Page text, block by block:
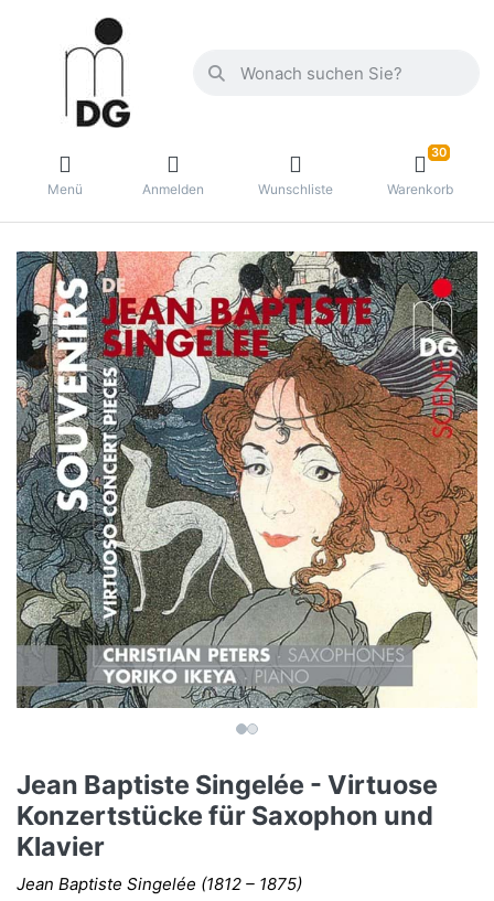
Menü Anmelden Wunschliste
30
Warenkorb
Jean Baptiste Singelée - Virtuose
Konzertstücke für Saxophon und
Klavier
Jean Baptiste Singelée (1812 – 1875)